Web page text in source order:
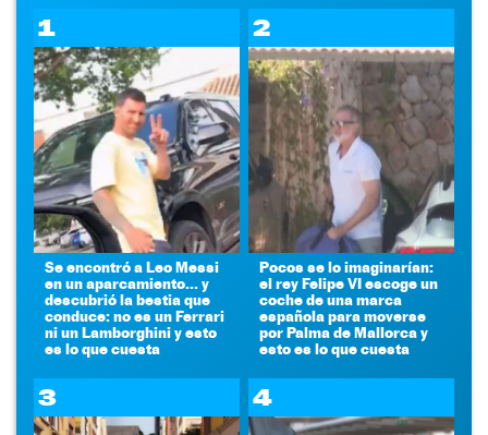
1
Se encontró a Leo Messi
en un aparcamiento... y
descubrió la bestia que
conduce: no es un Ferrari
ni un Lamborghini y esto
es lo que cuesta
2
Pocos se lo imaginarían:
el rey Felipe VI escoge un
coche de una marca
española para moverse
por Palma de Mallorca y
esto es lo que cuesta
3 4